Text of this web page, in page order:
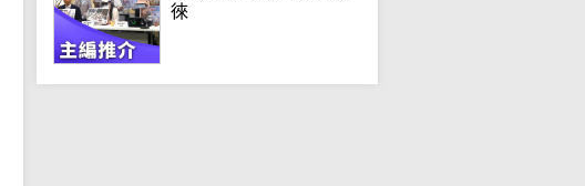
徠